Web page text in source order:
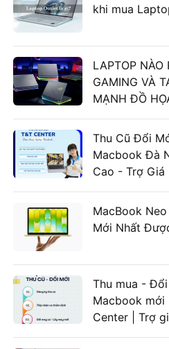
khi mua
LAPTOP NÀO
GAMING VÀ
MẠNH ĐỒ
LAPTOP
Thu Cũ Đổi
Macbook Đà
Cao - Trợ Giá
Center
MacBook
Mới Nhất
Thu mua -
Macbook mới
Center | Trợ